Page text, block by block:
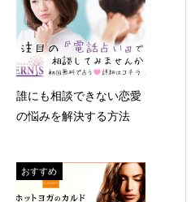
誰にも相談できない恋愛
の悩みを解決する方法
おすすめ